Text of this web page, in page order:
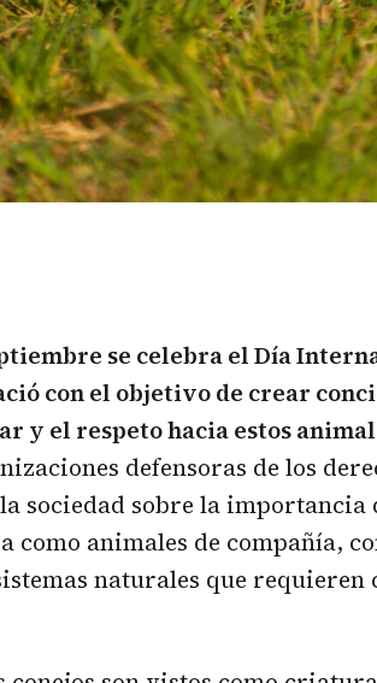
se celebra el Día
con el objetivo de crear
y el respeto hacia estos
defensoras de los
sociedad sobre la importancia
como animales de compañía,
naturales que requieren